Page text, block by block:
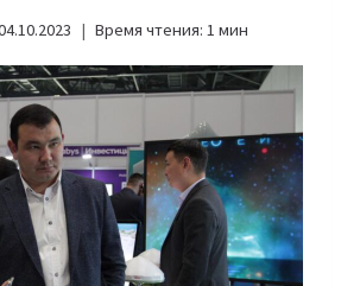
Время чтения: 1 мин